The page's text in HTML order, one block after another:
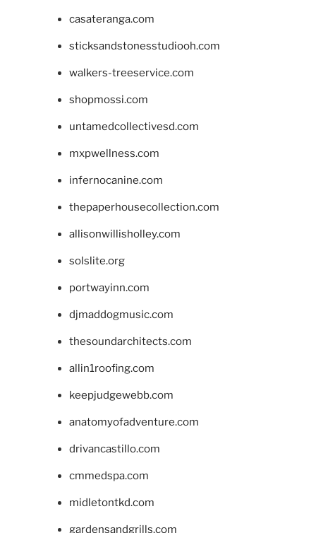
casateranga.com
sticksandstonesstudiooh.com
walkers-treeservice.com
shopmossi.com
untamedcollectivesd.com
mxpwellness.com
infernocanine.com
thepaperhousecollection.com
allisonwillisholley.com
solslite.org
portwayinn.com
djmaddogmusic.com
thesoundarchitects.com
allin1roofing.com
keepjudgewebb.com
anatomyofadventure.com
drivancastillo.com
cmmedspa.com
midletontkd.com
gardensandgrills.com